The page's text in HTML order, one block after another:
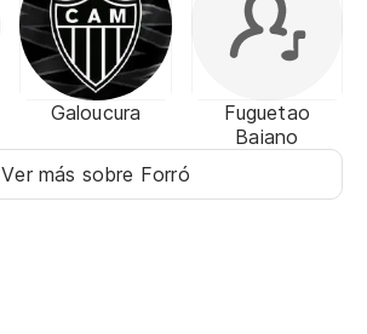
Galoucura
Fuguetao
Baiano
Ver más sobre Forró